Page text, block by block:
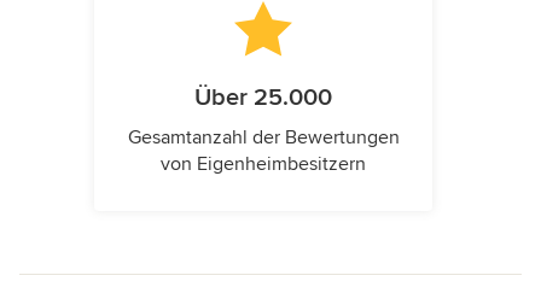
Über 25.000
Gesamtanzahl der Bewertungen
von Eigenheimbesitzern